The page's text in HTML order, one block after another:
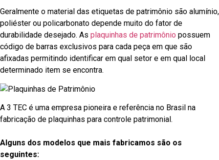
Geralmente o material das etiquetas de patrimônio são alumínio,
poliéster ou policarbonato depende muito do fator de
durabilidade desejado. As plaquinhas de patrimônio possuem
código de barras exclusivos para cada peça em que são
afixadas permitindo identificar em qual setor e em qual local
determinado item se encontra.
A 3 TEC é uma empresa pioneira e referência no Brasil na
fabricação de plaquinhas para controle patrimonial.
Alguns dos modelos que mais fabricamos são os
seguintes: